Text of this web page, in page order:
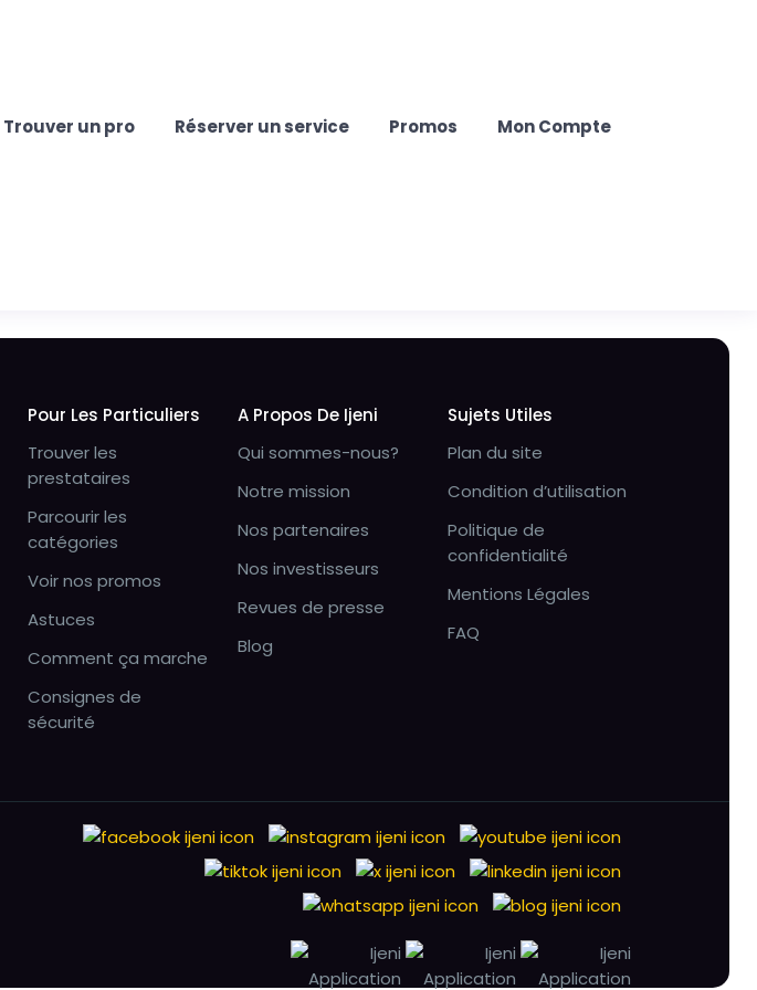
Trouver un pro Réserver un service Promos Mon Compte
Pour Les Particuliers
Trouver les
prestataires
Parcourir les
catégories
Voir nos promos
Astuces
Comment ça marche
Consignes de
sécurité
A Propos De Ijeni
Qui sommes-nous?
Notre mission
Nos partenaires
Nos investisseurs
Revues de presse
Blog
Sujets Utiles
Plan du site
Condition d’utilisation
Politique de
confidentialité
Mentions Légales
FAQ